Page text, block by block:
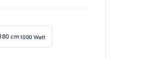
cm1000 Watt